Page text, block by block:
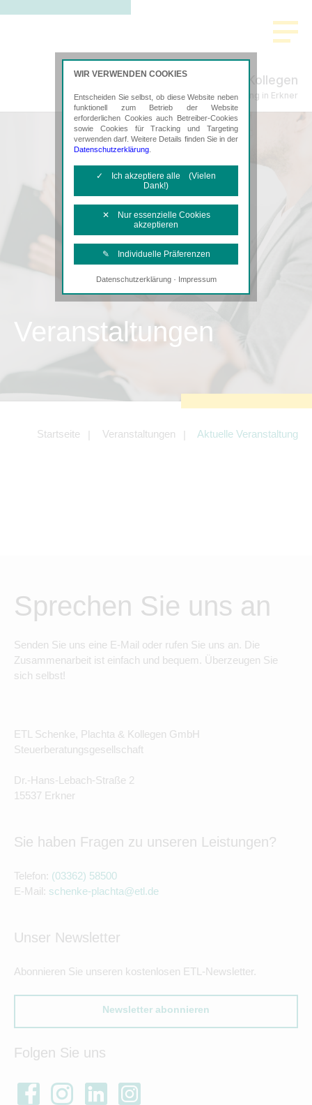
Schenke, Plachta & Kollegen
Steuerberatung in Erkner
Veranstaltungen
Startseite Veranstaltungen Aktuelle Veranstaltung
Sprechen Sie uns an
Senden Sie uns eine E-Mail oder rufen Sie uns an. Die
Zusammenarbeit ist einfach und bequem. Überzeugen Sie
sich selbst!
ETL Schenke, Plachta & Kollegen GmbH
Steuerberatungsgesellschaft
Dr.-Hans-Lebach-Straße 2
15537 Erkner
Sie haben Fragen zu unseren Leistungen?
Telefon: (03362) 58500
E-Mail: schenke-plachta@etl.de
Unser Newsletter
Abonnieren Sie unseren kostenlosen ETL-Newsletter.
Newsletter abonnieren
Folgen Sie uns
WIR VERWENDEN COOKIES
Entscheiden Sie selbst, ob diese Website neben
funktionell zum Betrieb der Website
erforderlichen Cookies auch Betreiber-Cookies
sowie Cookies für Tracking und Targeting
verwenden darf. Weitere Details finden Sie in der
Datenschutzerklärung
✓ Ich akzeptiere alle (Vielen
Dank!)
✕ Nur essenzielle Cookies
akzeptieren
✎ Individuelle Präferenzen
Notwendige Cookies
Diese Cookies sind erforderlich, um die
Tracking- und Targeting-Cookies
Angebotes einschließlich der
Angeboten von z.B. Facebook und
LinkedIn.
Datenschutzerklärung· Impressum